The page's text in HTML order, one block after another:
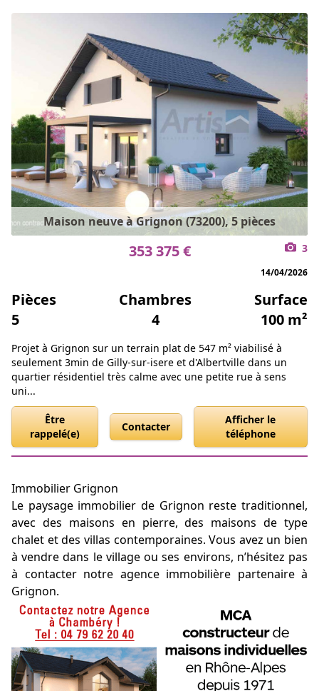
Maison neuve à Grignon (73200), 5 pièces
353 375 € 3
14/04/2026
Pièces
5
Chambres
4
Surface
100 m²
Projet à Grignon sur un terrain plat de 547 m² viabilisé à
seulement 3min de Gilly-sur-isere et d'Albertville dans un
quartier résidentiel très calme avec une petite rue à sens
uni...
Être
rappelé(e)
Contacter
Afficher le
téléphone
Immobilier Grignon
Le paysage immobilier de Grignon reste traditionnel,
avec des maisons en pierre, des maisons de type
chalet et des villas contemporaines. Vous avez un bien
à vendre dans le village ou ses environs, n’hésitez pas
à contacter notre agence immobilière partenaire à
Grignon.